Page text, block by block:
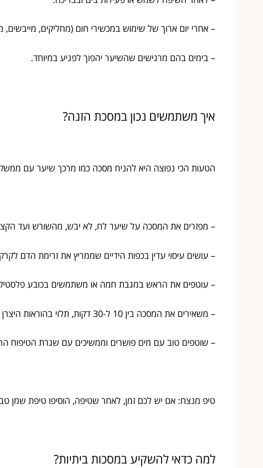
– אחרי יום ארוך של שימוש במכשירי חום (מחליקים, מייבשים,
– בימים בהם מרגישים שהשיער יהפוך לפגיע במיוחד.
איך משתמשים נכון במסכת הזנה?
הטעות הכי נפוצה היא להניח מסכה כמו מרכך שיער עם
– מפזרים את המסכה על שיער לח, לא יבש, מהשורש ועד
– עושים עיסוי עדין בכפות הידיים שממריץ את זרימת הדם
– עוטפים את הראש במגבת חמה או משתמשים בכובע
– משאירים את המסכה בין 10 ל-30 דקות, תלוי בהוראות היצרן ובמצב השיער.
– שוטפים טוב עם מים פושרים וממשיכים עם שגרת הטיפוח
טיפ מנצח: אם יש לכם זמן, לאחר שטיפה, הוסיפו טיפת שמן
למה כדאי להשקיע במסכות ביתיות?